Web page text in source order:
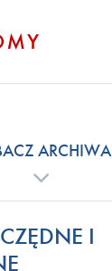
ARCHIWA
I